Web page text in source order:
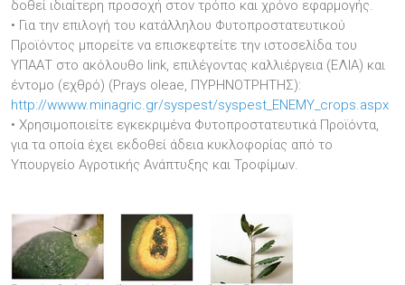
δοθεί ιδιαίτερη προσοχή στον τρόπο και χρόνο εφαρμογής.
• Για την επιλογή του κατάλληλου Φυτοπροστατευτικού
Προϊόντος μπορείτε να επισκεφτείτε την ιστοσελίδα του
ΥΠΑΑΤ στο ακόλουθο link, επιλέγοντας καλλιέργεια (ΕΛΙΑ) και
έντομο (εχθρό) (Prays oleae, ΠΥΡΗΝΟΤΡΗΤΗΣ):
http://wwww.minagric.gr/syspest/syspest_ENEMY_crops.aspx
• Χρησιμοποιείτε εγκεκριμένα Φυτοπροστατευτικά Προϊόντα,
για τα οποία έχει εκδοθεί άδεια κυκλοφορίας από το
Υπουργείο Αγροτικής Ανάπτυξης και Τροφίμων.